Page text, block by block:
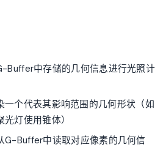
Buffer中存储的几何信息进行光照计
一个代表其影响范围的几何形状（如
灯使用锥体）
G-Buffer中读取对应像素的几何信